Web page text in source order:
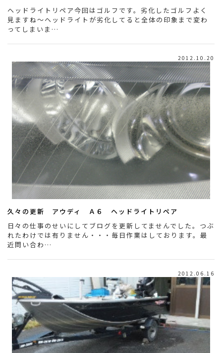
ヘッドライトリペア今回はゴルフです。劣化したゴルフよく
見ますね～ヘッドライトが劣化してると全体の印象まで変わ
ってしまいま…
2012.10.20
久々の更新 アウディ Ａ６ ヘッドライトリペア
日々の仕事のせいにしてブログを更新してませんでした。つぶ
れたわけでは有りません・・・毎日作業はしております。最
近問い合わ…
2012.06.16